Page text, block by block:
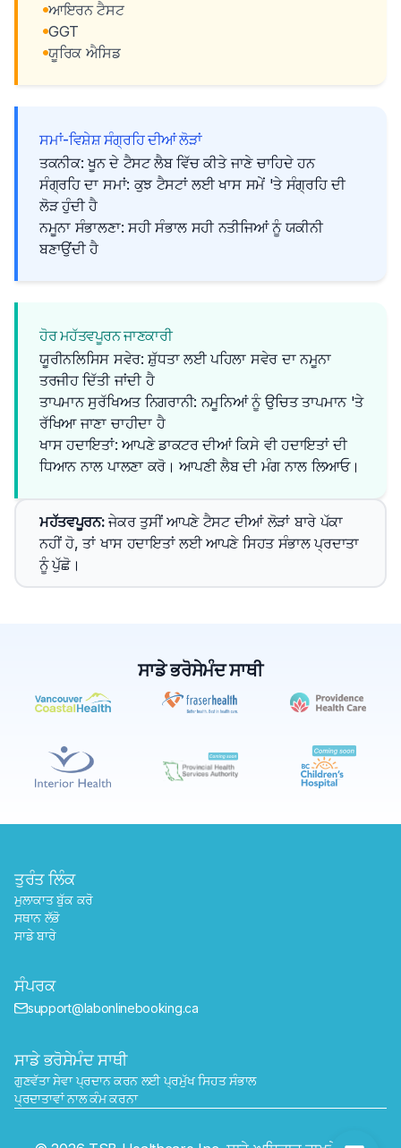
ਆਇਰਨ ਟੈਸਟ
GGT
ਯੂਰਿਕ ਐਸਿਡ
ਸਮਾਂ-ਵਿਸ਼ੇਸ਼ ਸੰਗ੍ਰਹਿ ਦੀਆਂ ਲੋੜਾਂ
ਤਕਨੀਕ: ਖੂਨ ਦੇ ਟੈਸਟ ਲੈਬ ਵਿੱਚ ਕੀਤੇ ਜਾਣੇ ਚਾਹਿਦੇ ਹਨ
ਸੰਗ੍ਰਹਿ ਦਾ ਸਮਾਂ: ਕੁਝ ਟੈਸਟਾਂ ਲਈ ਖਾਸ ਸਮੇਂ 'ਤੇ ਸੰਗ੍ਰਹਿ ਦੀ
ਲੋੜ ਹੁੰਦੀ ਹੈ
ਨਮੂਨਾ ਸੰਭਾਲਣਾ: ਸਹੀ ਸੰਭਾਲ ਸਹੀ ਨਤੀਜਿਆਂ ਨੂੰ ਯਕੀਨੀ
ਬਣਾਉਂਦੀ ਹੈ
ਹੋਰ ਮਹੱਤਵਪੂਰਨ ਜਾਣਕਾਰੀ
ਯੂਰੀਨਲਿਸਿਸ ਸਵੇਰ: ਸ਼ੁੱਧਤਾ ਲਈ ਪਹਿਲਾ ਸਵੇਰ ਦਾ ਨਮੂਨਾ
ਤਰਜੀਹ ਦਿੱਤੀ ਜਾਂਦੀ ਹੈ
ਤਾਪਮਾਨ ਸੁਰੱਖਿਅਤ ਨਿਗਰਾਨੀ: ਨਮੂਨਿਆਂ ਨੂੰ ਉਚਿਤ ਤਾਪਮਾਨ 'ਤੇ
ਰੱਖਿਆ ਜਾਣਾ ਚਾਹੀਦਾ ਹੈ
ਖਾਸ ਹਦਾਇਤਾਂ: ਆਪਣੇ ਡਾਕਟਰ ਦੀਆਂ ਕਿਸੇ ਵੀ ਹਦਾਇਤਾਂ ਦੀ
ਧਿਆਨ ਨਾਲ ਪਾਲਣਾ ਕਰੋ। ਆਪਣੀ ਲੈਬ ਦੀ ਮੰਗ ਨਾਲ ਲਿਆਓ।
ਮਹੱਤਵਪੂਰਨ: ਜੇਕਰ ਤੁਸੀਂ ਆਪਣੇ ਟੈਸਟ ਦੀਆਂ ਲੋੜਾਂ ਬਾਰੇ ਪੱਕਾ
ਨਹੀਂ ਹੋ, ਤਾਂ ਖਾਸ ਹਦਾਇਤਾਂ ਲਈ ਆਪਣੇ ਸਿਹਤ ਸੰਭਾਲ ਪ੍ਰਦਾਤਾ
ਨੂੰ ਪੁੱਛੋ।
ਸਾਡੇ ਭਰੋਸੇਮੰਦ ਸਾਥੀ
ਤੁਰੰਤ ਲਿੰਕ
ਮੁਲਾਕਾਤ ਬੁੱਕ ਕਰੋ
ਸਥਾਨ ਲੱਭੋ
ਸਾਡੇ ਬਾਰੇ
ਸੰਪਰਕ
support@labonlinebooking.ca
ਸਾਡੇ ਭਰੋਸੇਮੰਦ ਸਾਥੀ
ਗੁਣਵੱਤਾ ਸੇਵਾ ਪ੍ਰਦਾਨ ਕਰਨ ਲਈ ਪ੍ਰਮੁੱਖ ਸਿਹਤ ਸੰਭਾਲ
ਪ੍ਰਦਾਤਾਵਾਂ ਨਾਲ ਕੰਮ ਕਰਨਾ
✕